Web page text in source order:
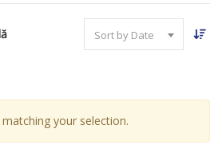
Sort by Date
your selection.